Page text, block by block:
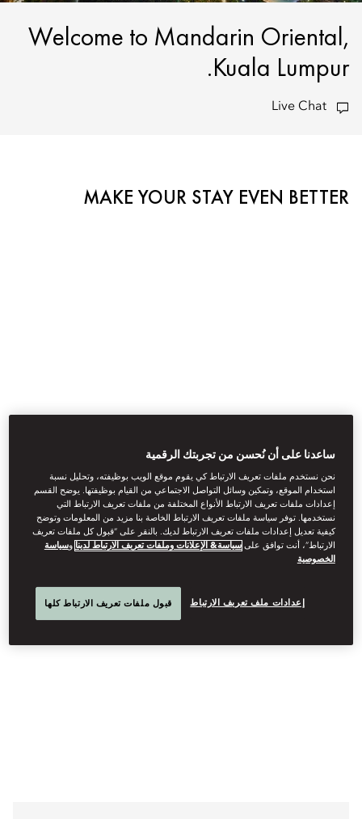
Welcome to Mandarin Oriental,
Kuala Lumpur.
Live Chat
MAKE YOUR STAY EVEN BETTER
DINING
Reserve a table at our outstanding restaurants and bar.
See More
ساعدنا على أن نُحسن من تجربتك الرقمية
نحن نستخدم ملفات تعريف الارتباط كي يقوم موقع الويب بوظيفته، وتحليل نسبة
استخدام الموقع، وتمكين وسائل التواصل الاجتماعي من القيام بوظيفتها. يوضح القسم
إعدادات ملفات تعريف الارتباط الأنواع المختلفة من ملفات تعريف الارتباط التي
نستخدمها. توفر سياسة ملفات تعريف الارتباط الخاصة بنا مزيد من المعلومات وتوضح
كيفية تعديل إعدادات ملفات تعريف الارتباط لديك. بالنقر على “قبول كل ملفات تعريف
الارتباط”، أنت توافق علىسياسة& الإعلانات وملفات تعريف الارتباط لدينا وسياسة
الخصوصية
إعدادات ملف تعريف الارتباط قبول ملفات تعريف الارتباط كلها